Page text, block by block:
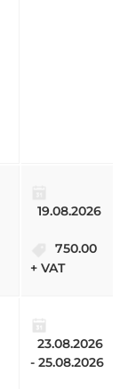
19.08.2026
750.00
+ VAT
23.08.2026
- 25.08.2026